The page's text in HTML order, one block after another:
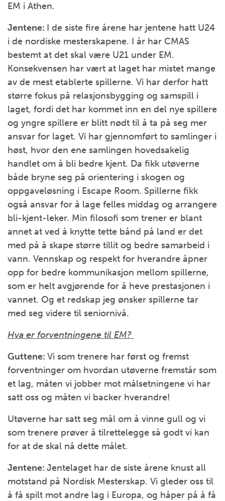
EM i Athen.
Jentene: I de siste fire årene har jentene hatt U24
i de nordiske mesterskapene. I år har CMAS
bestemt at det skal være U21 under EM.
Konsekvensen har vært at laget har mistet mange
av de mest etablerte spillerne. Vi har derfor hatt
større fokus på relasjonsbygging og samspill i
laget, fordi det har kommet inn en del nye spillere
og yngre spillere er blitt nødt til å ta på seg mer
ansvar for laget. Vi har gjennomført to samlinger i
høst, hvor den ene samlingen hovedsakelig
handlet om å bli bedre kjent. Da fikk utøverne
både bryne seg på orientering i skogen og
oppgaveløsning i Escape Room. Spillerne fikk
også ansvar for å lage felles middag og arrangere
bli-kjent-leker. Min filosofi som trener er blant
annet at ved å knytte tette bånd på land er det
med på å skape større tillit og bedre samarbeid i
vann. Vennskap og respekt for hverandre åpner
opp for bedre kommunikasjon mellom spillerne,
som er helt avgjørende for å heve prestasjonen i
vannet. Og et redskap jeg ønsker spillerne tar
med seg videre til seniornivå.
Hva er forventningene til EM?
Guttene: Vi som trenere har først og fremst
forventninger om hvordan utøverne fremstår som
et lag, måten vi jobber mot målsetningene vi har
satt oss og måten vi backer hverandre!
Utøverne har satt seg mål om å vinne gull og vi
som trenere prøver å tilrettelegge så godt vi kan
for at de skal nå dette målet.
Jentene: Jentelaget har de siste årene knust all
motstand på Nordisk Mesterskap. Vi gleder oss til
å få spilt mot andre lag i Europa, og håper på å få